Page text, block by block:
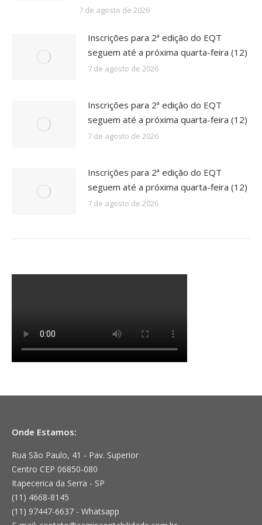
7 de agosto de 2026
Inscrições para 2ª edição do EQT
seguem até a próxima quarta-feira (12)
7 de agosto de 2026
Inscrições para 2ª edição do EQT
seguem até a próxima quarta-feira (12)
7 de agosto de 2026
Inscrições para 2ª edição do EQT
seguem até a próxima quarta-feira (12)
7 de agosto de 2026
Onde Estamos:
Rua São Paulo, 41 - Pav. Superior
Centro CEP 06850-080
Itapecerica da Serra - SP
(11) 4668-8145
(11) 97447-6637 - Whatsapp